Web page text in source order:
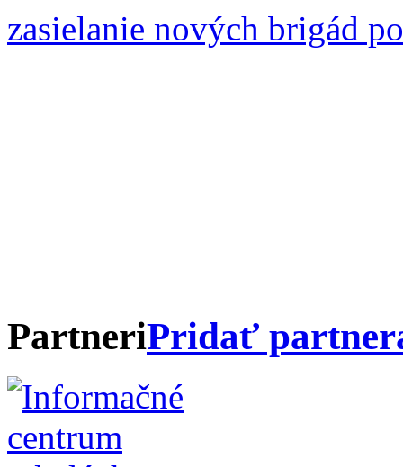
zasielanie nových brigád
PartneriPridať